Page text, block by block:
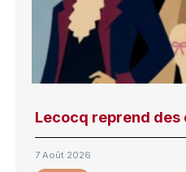
Lecocq reprend des
7 Août 2026